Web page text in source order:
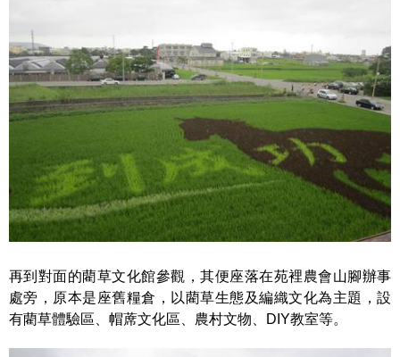
再到對面的藺草文化館參觀，其便座落在苑裡農會山腳辦事
處旁，原本是座舊糧倉，以藺草生態及編織文化為主題，設
有藺草體驗區、帽蓆文化區、農村文物、DIY教室等。